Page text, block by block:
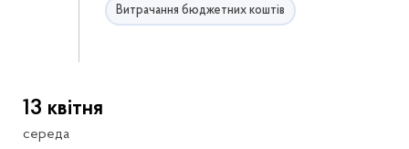
Витрачання бюджетних коштів
13 квітня
середа